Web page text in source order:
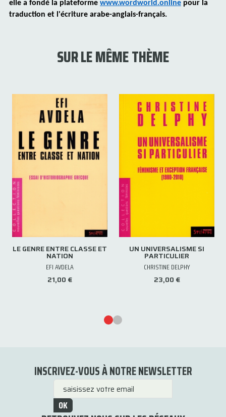
elle a fondé la plateforme www.wordworld.online pour la
traduction et l'écriture arabe-anglais-français.
SUR LE MÊME THÈME
LE GENRE ENTRE CLASSE ET
NATION
EFI AVDELA
21,00 €
UN UNIVERSALISME SI
PARTICULIER
CHRISTINE DELPHY
23,00 €
INSCRIVEZ-VOUS À NOTRE NEWSLETTER
OK